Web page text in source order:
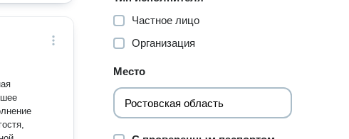
Частное лицо
Организация
Место